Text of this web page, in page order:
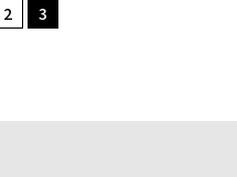
2 3